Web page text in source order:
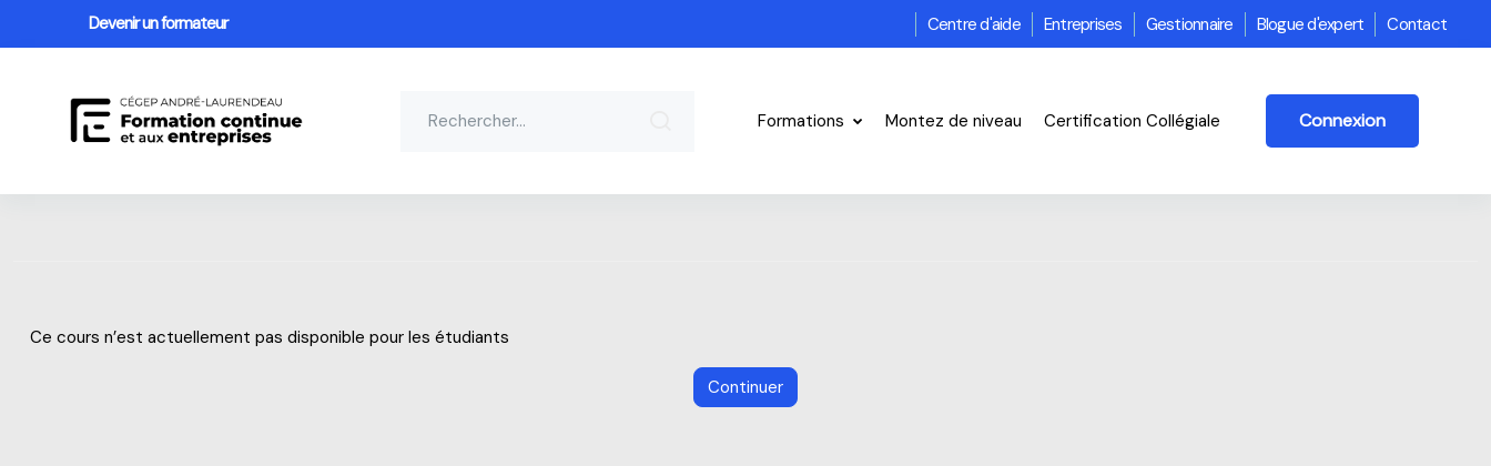
Devenir un formateur Centre d'aide Entreprises Gestionnaire Blogue d'expert Contact
Formations Montez de niveau Certification Collégiale Connexion
Ce cours n’est actuellement pas disponible pour les étudiants
Continuer